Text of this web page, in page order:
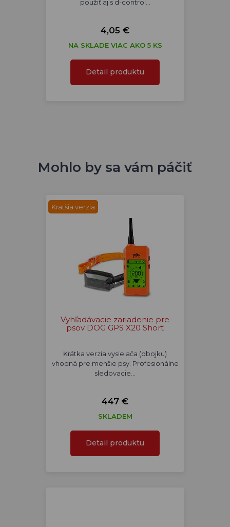
použiť aj s d-control…
4,05 €
NA SKLADE VIAC AKO 5 KS
Detail produktu
Mohlo by sa vám páčiť
Kratšia verzia
Vyhľadávacie zariadenie pre
psov DOG GPS X20 Short
Krátka verzia vysielača (obojku)
vhodná pre menšie psy. Profesionálne
sledovacie…
447 €
SKLADEM
Detail produktu